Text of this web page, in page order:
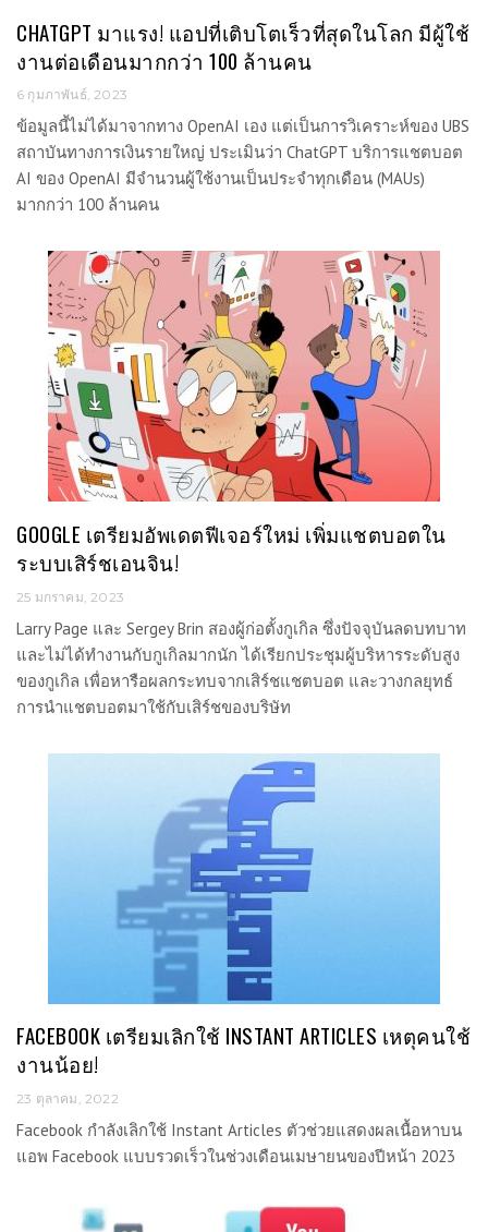
CHATGPT มาแรง! แอปที่เติบโตเร็วที่สุดในโลก มีผู้ใช้
งานต่อเดือนมากกว่า 100 ล้านคน
6 กุมภาพันธ์, 2023
ข้อมูลนี้ไม่ได้มาจากทาง OpenAI เอง แต่เป็นการวิเคราะห์ของ UBS
สถาบันทางการเงินรายใหญ่ ประเมินว่า ChatGPT บริการแชตบอต
AI ของ OpenAI มีจำนวนผู้ใช้งานเป็นประจำทุกเดือน (MAUs)
มากกว่า 100 ล้านคน
GOOGLE เตรียมอัพเดตฟีเจอร์ใหม่ เพิ่มแชตบอตใน
ระบบเสิร์ชเอนจิน!
25 มกราคม, 2023
Larry Page และ Sergey Brin สองผู้ก่อตั้งกูเกิล ซึ่งปัจจุบันลดบทบาท
และไม่ได้ทำงานกับกูเกิลมากนัก ได้เรียกประชุมผู้บริหารระดับสูง
ของกูเกิล เพื่อหารือผลกระทบจากเสิร์ชแชตบอต และวางกลยุทธ์
การนำแชตบอตมาใช้กับเสิร์ชของบริษัท
FACEBOOK เตรียมเลิกใช้ INSTANT ARTICLES เหตุคนใช้
งานน้อย!
23 ตุลาคม, 2022
Facebook กำลังเลิกใช้ Instant Articles ตัวช่วยแสดงผลเนื้อหาบน
แอพ Facebook แบบรวดเร็วในช่วงเดือนเมษายนของปีหน้า 2023